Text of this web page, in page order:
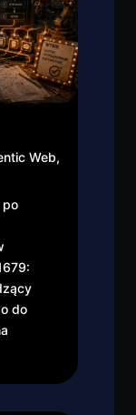
Web,
po
do